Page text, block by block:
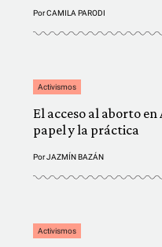
PorCAMILA PARODI
Activismos
El acceso al aborto
papel y la práctica
PorJAZMÍN BAZÁN
Activismos